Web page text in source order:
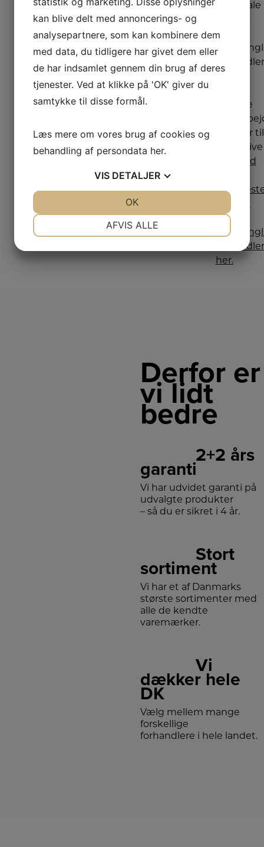
enkelt
folder og
krøller i
tøjet, og
du kan
dampe
tøjet
og lodret.
finder du
et udvalg
din lokale
Hvidt &
Frit
dygtige
står klar til
at rådgive
Find
Hvidt &
Frit
forhandler
her.
Derfor er
vi lidt
bedre
2+2 års
garanti
Vi har udvidet garanti på
udvalgte produkter
– så du er sikret i 4 år.
Stort
sortiment
Vi har et af Danmarks
største sortimenter med
alle de kendte
varemærker.
Vi
dækker hele
DK
Vælg mellem mange
forskellige
forhandlere i hele landet.
kan blive delt med annoncerings- og
analysepartnere, som kan kombinere dem
med data, du tidligere har givet dem eller
de har indsamlet gennem din brug af deres
tjenester. Ved at klikke på 'OK' giver du
samtykke til disse formål.
Læs mere om vores brug af cookies og
behandling af persondata her.
VIS DETALJER
AFVIS ALLE
OK